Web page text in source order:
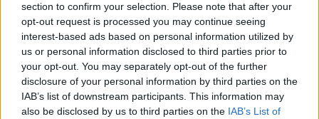
section to confirm your selection. Please note that after your
opt-out request is processed you may continue seeing
interest-based ads based on personal information utilized by
us or personal information disclosed to third parties prior to
your opt-out. You may separately opt-out of the further
disclosure of your personal information by third parties on the
IAB’s list of downstream participants. This information may
also be disclosed by us to third parties on the IAB’s List of
fiú viszony és az örök fiatalságra törekvés visszásságait is
kigúnyolja. A bemutatón, 1668-ban a szerző maga játszotta
a címszerepet, a zsugori Harpagont. A most látható előadás
rendezője a többnyire Londonban és Párizsban dolgozó
svájci rendezőnő, Lilo Baur, aki a darabot a második
világháború utáni időszakba helyezi: közelebb hozzánk, de